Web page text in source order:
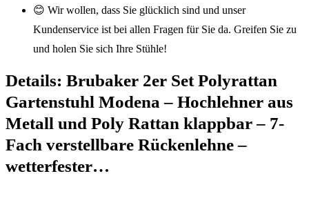
😊 Wir wollen, dass Sie glücklich sind und unser
Kundenservice ist bei allen Fragen für Sie da. Greifen Sie zu
und holen Sie sich Ihre Stühle!
Details: Brubaker 2er Set Polyrattan
Gartenstuhl Modena – Hochlehner aus
Metall und Poly Rattan klappbar – 7-
Fach verstellbare Rückenlehne –
wetterfester…